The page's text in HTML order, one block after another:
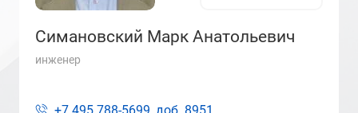
Симановский Марк Анатольевич
инженер